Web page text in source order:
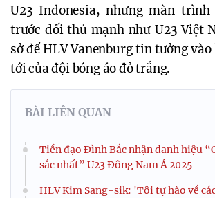
U23 Indonesia, nhưng màn
trước đối thủ mạnh như U23 Việt
sở để HLV Vanenburg tin tưởng
tới của đội bóng áo đỏ trắng.
BÀI LIÊN QUAN
Tiền đạo Đình Bắc nhận danh hiệu
sắc nhất” U23 Đông Nam Á 2025
HLV Kim Sang-sik: 'Tôi tự hào về